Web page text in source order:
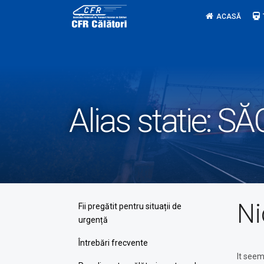
ACASĂ
Alias statie:
Fii pregătit pentru situații de
urgență
Întrebări frecvente
It